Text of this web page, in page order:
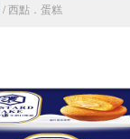
/ 西點．蛋糕